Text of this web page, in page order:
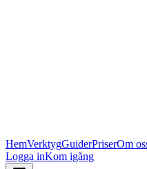
HemVerktygGuiderPriserOm
Logga inKom igång